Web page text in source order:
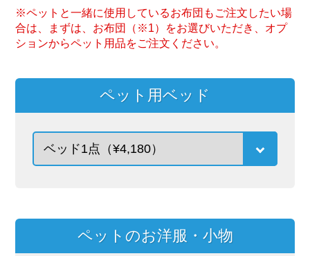
※ペットと一緒に使用しているお布団もご注文したい場
合は、まずは、お布団（※1）をお選びいただき、オプ
ションからペット用品をご注文ください。
ペット用ベッド
ペットのお洋服・小物